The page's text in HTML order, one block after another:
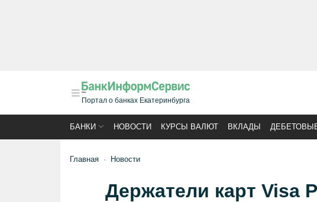
Портал о банках Екатеринбурга
БАНКИ НОВОСТИ КУРСЫ ВАЛЮТ ВКЛАДЫ
Главная Новости
Держатели карт